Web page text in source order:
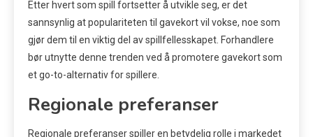
Etter hvert som spill fortsetter å utvikle seg, er det
sannsynlig at populariteten til gavekort vil vokse, noe som
gjør dem til en viktig del av spillfellesskapet. Forhandlere
bør utnytte denne trenden ved å promotere gavekort som
et go-to-alternativ for spillere.
Regionale preferanser
Regionale preferanser spiller en betydelig rolle i markedet